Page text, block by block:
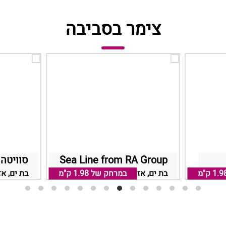
צימר בסביבה
בת ים,
Sea Line from RA Group
בת ים, אזור בת ים חולון
במרחק של1.98 ק"מ ק"מ